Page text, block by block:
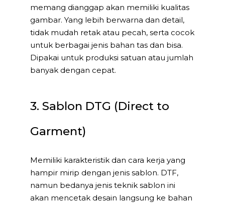
memang dianggap akan memiliki kualitas
gambar. Yang lebih berwarna dan detail,
tidak mudah retak atau pecah, serta cocok
untuk berbagai jenis bahan tas dan bisa.
Dipakai untuk produksi satuan atau jumlah
banyak dengan cepat.
3. Sablon DTG (Direct to
Garment)
Memiliki karakteristik dan cara kerja yang
hampir mirip dengan jenis sablon. DTF,
namun bedanya jenis teknik sablon ini
akan mencetak desain langsung ke bahan